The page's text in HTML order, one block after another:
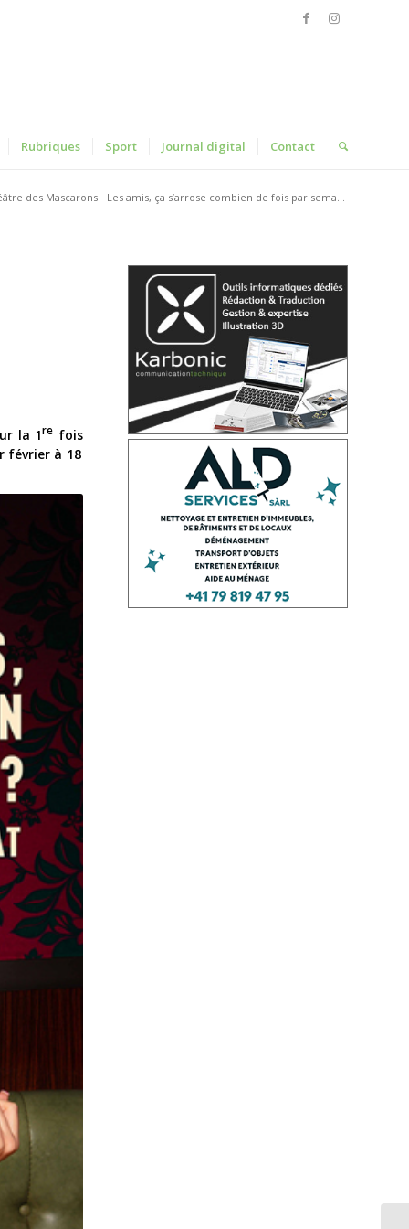
Rubriques Sport Journal digital Contact
des Mascarons Les amis, ça s’arrose combien de fois par sema...
la 1re fois
février à 18